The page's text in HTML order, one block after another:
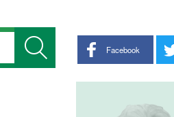
Share buttons
Facebook